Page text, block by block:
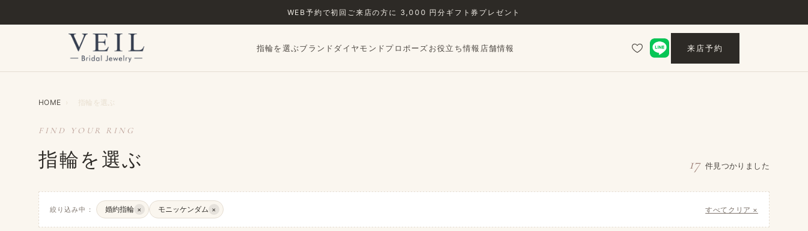
WEB予約で​初回ご来店の​方に​ 3,000 円分ギフト券プレゼント
指輪を選ぶブランドダイヤモンドプロポーズお役立ち情報 店舗情報 来店予約
HOME › 指輪を​選ぶ
FIND YOUR RING
指輪を選ぶ 17 件​見つかりました
絞り込み中： 婚約指輪 × モニッケンダム × すべてクリア ×